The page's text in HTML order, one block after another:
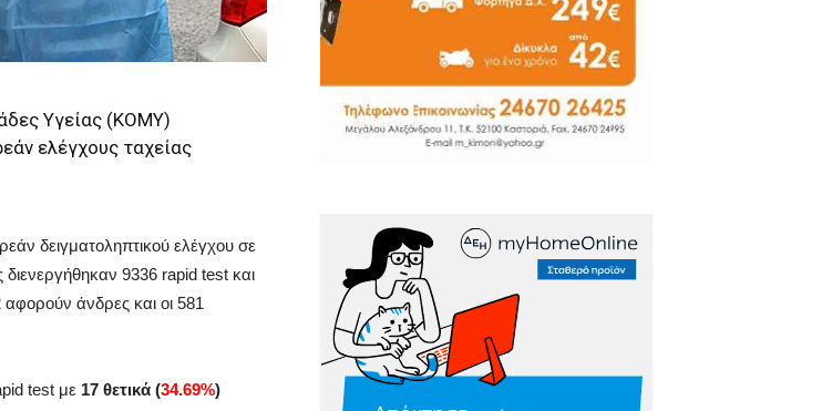
Υγείας (ΚΟΜΥ)
ελέγχους ταχείας
δειγματοληπτικού ελέγχου σε
9336 rapid test και
αφορούν άνδρες και οι 581
test με 17 θετικά (34.69%)